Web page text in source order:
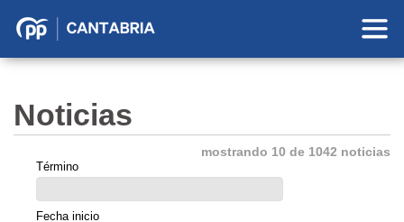
Partido
Cantabria
Noticias
mostrando 10 de 1042 noticias
Término
Fecha inicio